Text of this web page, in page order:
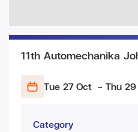
11th Automechanika
Tue 27 Oct - Thu
Category